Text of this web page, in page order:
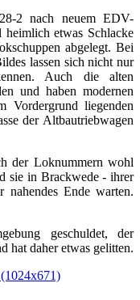
2 nach neuem EDV-
etwas Schlacke
abgelegt. Bei
lassen sich nicht nur
Auch die alten
und haben modernen
Vordergrund liegenden
der Altbautriebwagen
der Loknummern wohl
sie in Brackwede - ihrer
Ende warten.
geschuldet, der
hat daher etwas gelitten.